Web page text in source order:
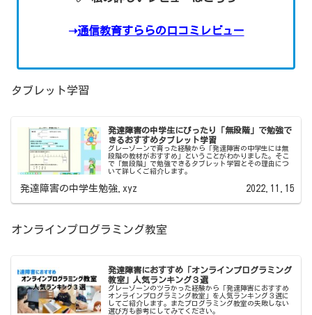
➝通信教育すららの口コミレビュー
タブレット学習
発達障害の中学生にぴったり「無段階」で勉強で
きるおすすめタブレット学習
グレーゾーンで育った経験から「発達障害の中学生には無
段階の教材がおすすめ」ということがわかりました。そこ
で「無段階」で勉強できるタブレット学習とその理由につ
いて詳しくご紹介します。
発達障害の中学生勉強.xyz 2022.11.15
オンラインプログラミング教室
発達障害におすすめ「オンラインプログラミング
教室」人気ランキング３選
グレーゾーンのツラかった経験から「発達障害におすすめ
オンラインプログラミング教室」を人気ランキング３選に
してご紹介します。またプログラミング教室の失敗しない
選び方も参考にしてみてください。